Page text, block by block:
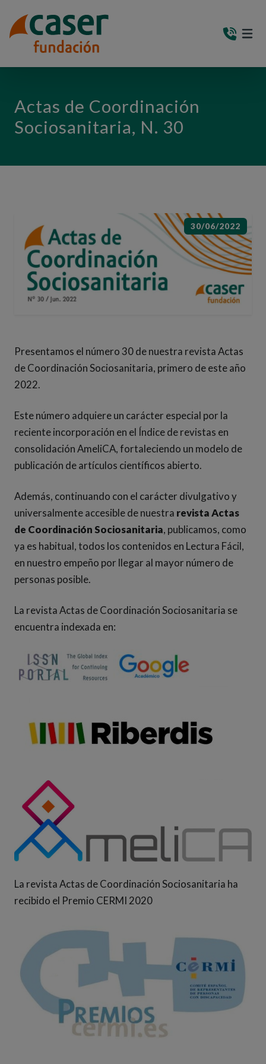
Actas de Coordinación
Sociosanitaria, N. 30
30/06/2022
Presentamos el número 30 de nuestra revista Actas
de Coordinación Sociosanitaria, primero de este año
2022.
Este número adquiere un carácter especial por la
reciente incorporación en el Índice de revistas en
consolidación AmeliCA, fortaleciendo un modelo de
publicación de artículos científicos abierto.
Además, continuando con el carácter divulgativo y
universalmente accesible de nuestra revista Actas
de Coordinación Sociosanitaria, publicamos, como
ya es habitual, todos los contenidos en Lectura Fácil,
en nuestro empeño por llegar al mayor número de
personas posible.
La revista Actas de Coordinación Sociosanitaria se
encuentra indexada en:
La revista Actas de Coordinación Sociosanitaria ha
recibido el Premio CERMI 2020